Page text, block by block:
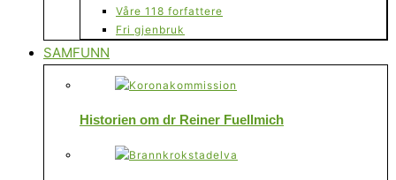
Våre 118 forfattere
Fri gjenbruk
SAMFUNN
Historien om dr Reiner Fuellmich